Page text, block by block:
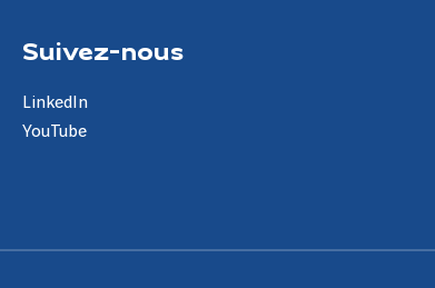
Suivez-nous
LinkedIn
YouTube